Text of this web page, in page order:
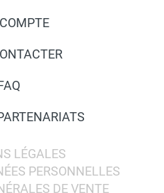
LÉGALES
PERSONNELLES
DE VENTE